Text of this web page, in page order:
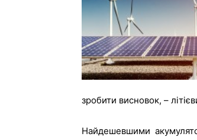
зробити висновок, –
Найдешевшими